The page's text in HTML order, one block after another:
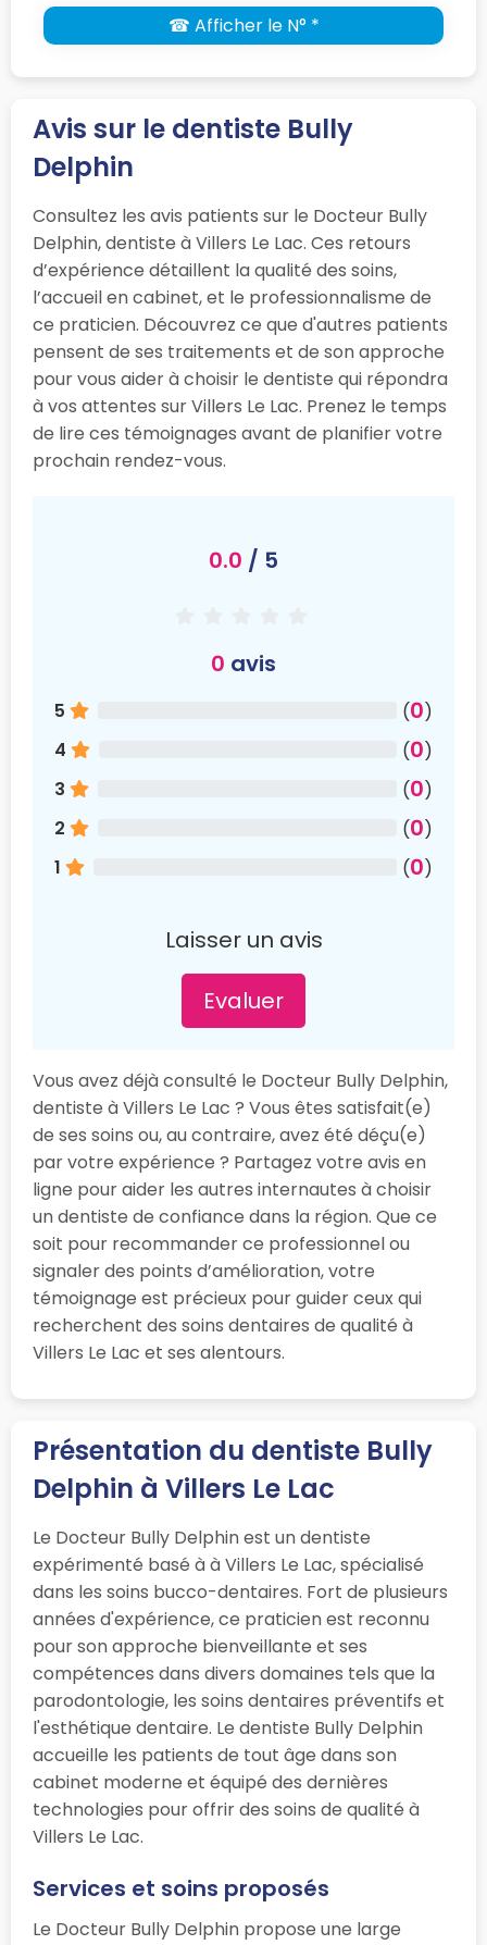
☎ Afficher le N° *
Avis sur le dentiste Bully
Delphin
Consultez les avis patients sur le Docteur Bully
Delphin, dentiste à Villers Le Lac. Ces retours
d’expérience détaillent la qualité des soins,
l’accueil en cabinet, et le professionnalisme de
ce praticien. Découvrez ce que d'autres patients
pensent de ses traitements et de son approche
pour vous aider à choisir le dentiste qui répondra
à vos attentes sur Villers Le Lac. Prenez le temps
de lire ces témoignages avant de planifier votre
prochain rendez-vous.
0.0 / 5
0 avis
5 (0)
4
(0)
3
(0)
2
(0)
1
(0)
Laisser un avis
Evaluer
Vous avez déjà consulté le Docteur Bully Delphin,
dentiste à Villers Le Lac ? Vous êtes satisfait(e)
de ses soins ou, au contraire, avez été déçu(e)
par votre expérience ? Partagez votre avis en
ligne pour aider les autres internautes à choisir
un dentiste de confiance dans la région. Que ce
soit pour recommander ce professionnel ou
signaler des points d’amélioration, votre
témoignage est précieux pour guider ceux qui
recherchent des soins dentaires de qualité à
Villers Le Lac et ses alentours.
Présentation du dentiste Bully
Delphin à Villers Le Lac
Le Docteur Bully Delphin est un dentiste
expérimenté basé à à Villers Le Lac, spécialisé
dans les soins bucco-dentaires. Fort de plusieurs
années d'expérience, ce praticien est reconnu
pour son approche bienveillante et ses
compétences dans divers domaines tels que la
parodontologie, les soins dentaires préventifs et
l'esthétique dentaire. Le dentiste Bully Delphin
accueille les patients de tout âge dans son
cabinet moderne et équipé des dernières
technologies pour offrir des soins de qualité à
Villers Le Lac.
Services et soins proposés
Le Docteur Bully Delphin propose une large